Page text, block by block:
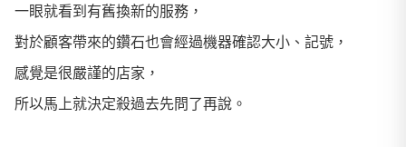
一眼就看到有舊換新的服務，
對於顧客帶來的鑽石也會經過機器確認大小、記號，
感覺是很嚴謹的店家，
所以馬上就決定殺過去先問了再說。